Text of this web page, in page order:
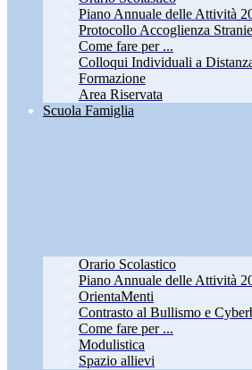
Piano Annuale delle Attività
Protocollo Accoglienza
Come fare per ...
Colloqui Individuali a
Formazione
Area Riservata
Scuola Famiglia
Orario Scolastico
Piano Annuale delle Attività
OrientaMenti
Contrasto al Bullismo e
Come fare per ...
Modulistica
Spazio allievi